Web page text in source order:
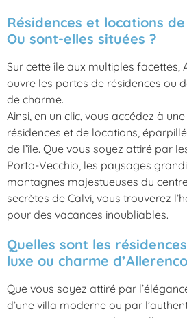
Résidences et locations
Ou sont-elles situées ?
Sur cette île aux multiples facettes,
ouvre les portes de résidences ou
de charme.
Ainsi, en un clic, vous accédez à
résidences et de locations,
de l’île. Que vous soyez attiré par
Porto-Vecchio, les paysages
montagnes majestueuses du
secrètes de Calvi, vous trouverez
pour des vacances inoubliables.
Quelles sont les
luxe ou charme
Que vous soyez attiré par
d’une villa moderne ou par